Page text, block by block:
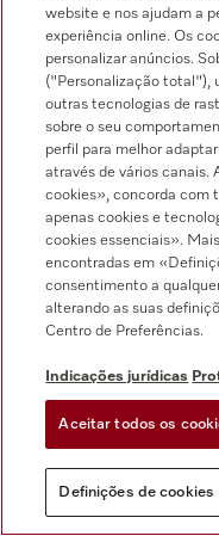
Ler tudo
Conheça
website e nos ajudam a
experiência online. Os
personalizar anúncios.
("Personalização total"),
outras tecnologias de
sobre o seu
perfil para melhor
através de vários canais.
cookies», concorda com
apenas cookies e
cookies essenciais».
encontradas em
consentimento a
alterando as suas
Centro de Preferências.
Indicações jurídicas
Aceitar todos os
Definições de cookies